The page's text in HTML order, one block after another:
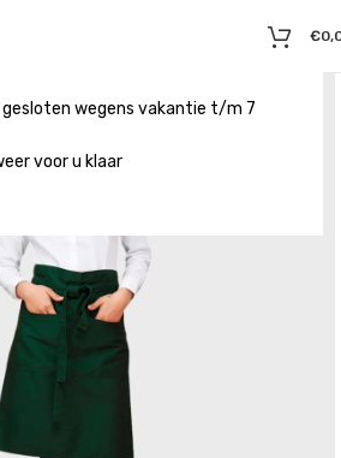
gesloten wegens vakantie t/m 7
voor u klaar
€